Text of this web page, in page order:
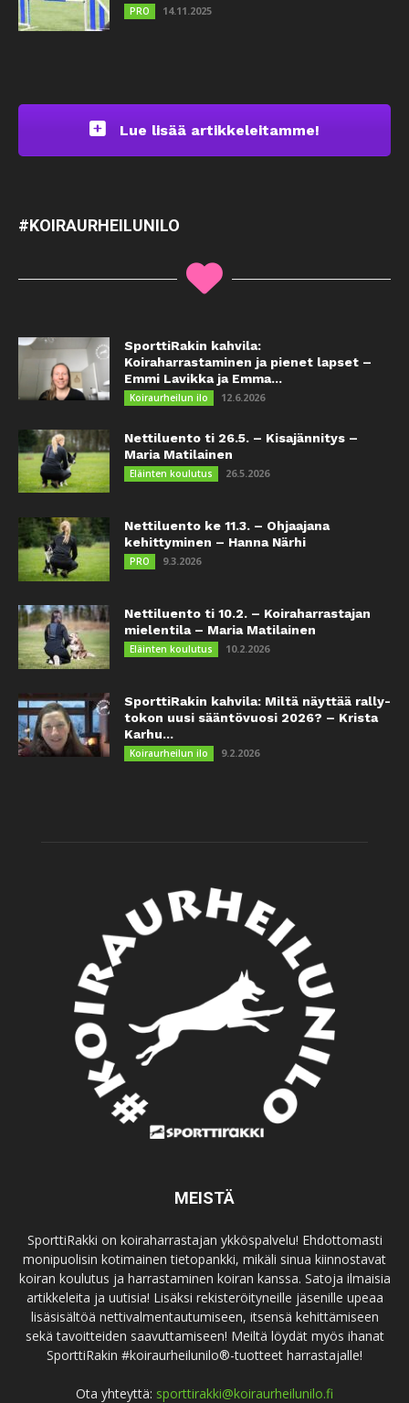
PRO 14.11.2025
Lue lisää artikkeleitamme!
#KOIRAURHEILUNILO
SporttiRakin kahvila:
Koiraharrastaminen ja pienet lapset –
Emmi Lavikka ja Emma...
Koiraurheilun ilo 12.6.2026
Nettiluento ti 26.5. – Kisajännitys –
Maria Matilainen
Eläinten koulutus 26.5.2026
Nettiluento ke 11.3. – Ohjaajana
kehittyminen – Hanna Närhi
PRO 9.3.2026
Nettiluento ti 10.2. – Koiraharrastajan
mielentila – Maria Matilainen
Eläinten koulutus 10.2.2026
SporttiRakin kahvila: Miltä näyttää rally-
tokon uusi sääntövuosi 2026? – Krista
Karhu...
Koiraurheilun ilo 9.2.2026
MEISTÄ
SporttiRakki on koiraharrastajan ykköspalvelu! Ehdottomasti
monipuolisin kotimainen tietopankki, mikäli sinua kiinnostavat
koiran koulutus ja harrastaminen koiran kanssa. Satoja ilmaisia
artikkeleita ja uutisia! Lisäksi rekisteröityneille jäsenille upeaa
lisäsisältöä nettivalmentautumiseen, itsensä kehittämiseen
sekä tavoitteiden saavuttamiseen! Meiltä löydät myös ihanat
SporttiRakin #koiraurheilunilo®-tuotteet harrastajalle!
Ota yhteyttä: sporttirakki@koiraurheilunilo.fi